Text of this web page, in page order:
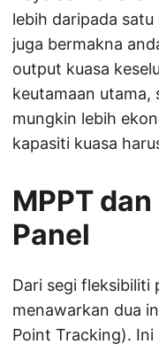
lebih daripada satu
juga bermakna
output kuasa
keutamaan
mungkin lebih
kapasiti kuasa
MPPT
Panel
Dari segi fleksibiliti
menawarkan dua
Point Tracking).